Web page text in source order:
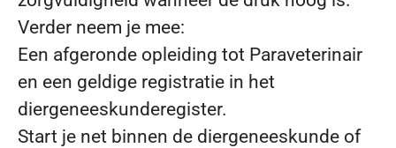
Verder neem je mee:
Een afgeronde opleiding tot Paraveterinair
en een geldige registratie in het
diergeneeskunderegister.
Start je net binnen de diergeneeskunde of